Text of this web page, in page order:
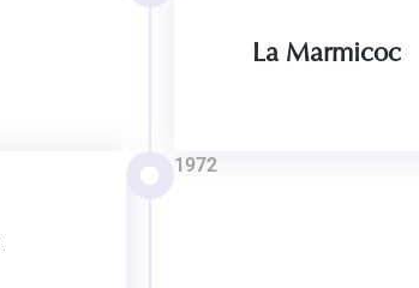
La Marmicoc
1972